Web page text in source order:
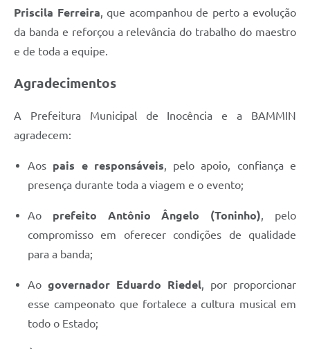
Priscila Ferreira, que acompanhou de perto a evolução
da banda e reforçou a relevância do trabalho do maestro
e de toda a equipe.
Agradecimentos
A Prefeitura Municipal de Inocência e a BAMMIN
agradecem:
Aos pais e responsáveis, pelo apoio, confiança e
presença durante toda a viagem e o evento;
Ao prefeito Antônio Ângelo (Toninho), pelo
compromisso em oferecer condições de qualidade
para a banda;
Ao governador Eduardo Riedel, por proporcionar
esse campeonato que fortalece a cultura musical em
todo o Estado;